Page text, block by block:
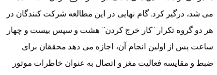
می شد، درگیر کرد. گام نهایی در این مطالعه شرکت کنندگان در
هر دو گروه تکرار “کار خرج کردن” هشت و سپس بیست و چهار
ساعت پس از اولین انجام آن، اجازه می دهد محققان برای
ضبط و مقایسه فعالیت مغز و اتصال به عنوان خاطرات موتور